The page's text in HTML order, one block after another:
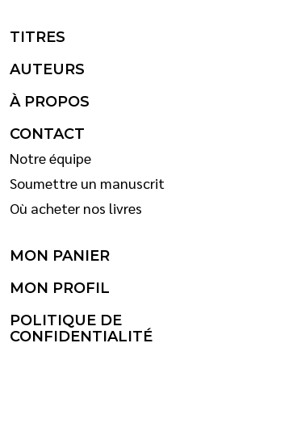
TITRES
AUTEURS
À PROPOS
CONTACT
Notre équipe
Soumettre un manuscrit
Où acheter nos livres
MON PANIER
MON PROFIL
POLITIQUE DE
CONFIDENTIALITÉ